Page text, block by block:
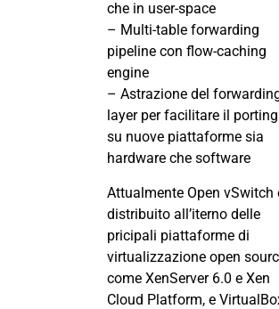
che in user-space
– Multi-table forwarding
pipeline con flow-caching
engine
– Astrazione del
layer per facilitare il porting
su nuove piattaforme sia
hardware che software
Attualmente Open vSwitch
distribuito all’iterno delle
pricipali piattaforme di
virtualizzazione open
come XenServer 6.0 e Xen
Cloud Platform, e